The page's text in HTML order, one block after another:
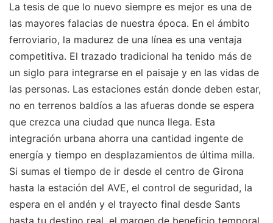
La tesis de que lo nuevo siempre es mejor es una de
las mayores falacias de nuestra época. En el ámbito
ferroviario, la madurez de una línea es una ventaja
competitiva. El trazado tradicional ha tenido más de
un siglo para integrarse en el paisaje y en las vidas de
las personas. Las estaciones están donde deben estar,
no en terrenos baldíos a las afueras donde se espera
que crezca una ciudad que nunca llega. Esta
integración urbana ahorra una cantidad ingente de
energía y tiempo en desplazamientos de última milla.
Si sumas el tiempo de ir desde el centro de Girona
hasta la estación del AVE, el control de seguridad, la
espera en el andén y el trayecto final desde Sants